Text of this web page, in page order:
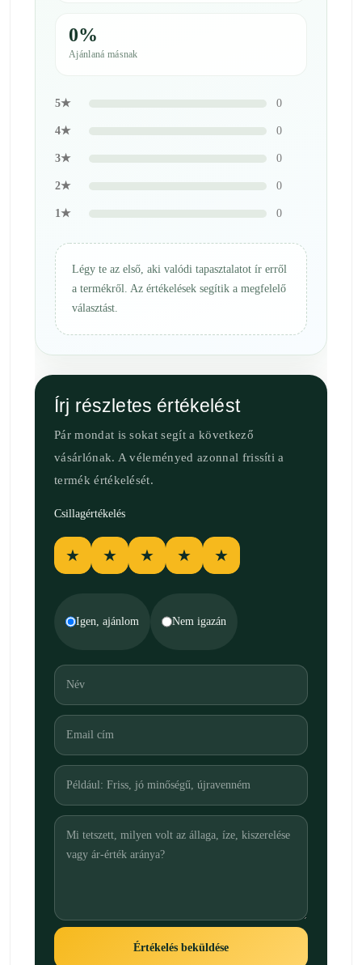
0%
Ajánlaná másnak
5★ 0
4★ 0
3★ 0
2★ 0
1★ 0
Légy te az első, aki valódi tapasztalatot ír erről
a termékről. Az értékelések segítik a megfelelő
választást.
Írj részletes értékelést
Pár mondat is sokat segít a következő
vásárlónak. A véleményed azonnal frissíti a
termék értékelését.
Csillagértékelés
★ ★ ★ ★ ★
Igen, ajánlom Nem igazán
Értékelés beküldése